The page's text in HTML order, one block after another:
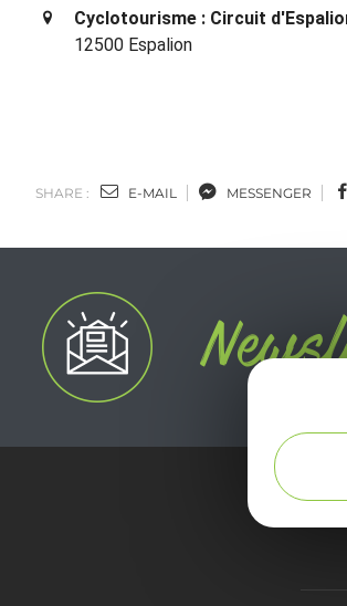
Cyclotourisme : Circuit
12500 Espalion
SHARE : E-MAIL MESSENGER